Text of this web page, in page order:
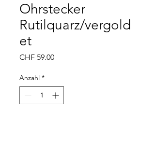
Ohrstecker
Rutilquarz/vergold
et
CHF 59.00Preis
Anzahl *